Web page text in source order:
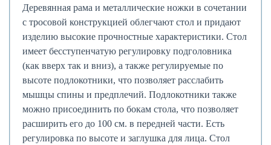
Деревянная рама и металлические ножки в сочетании
с тросовой конструкцией облегчают стол и придают
изделию высокие прочностные характеристики. Стол
имеет бесступенчатую регулировку подголовника
(как вверх так и вниз), а также регулируемые по
высоте подлокотники, что позволяет расслабить
мышцы спины и предплечий. Подлокотники также
можно присоединить по бокам стола, что позволяет
расширить его до 100 см. в передней части. Есть
регулировка по высоте и заглушка для лица. Стол